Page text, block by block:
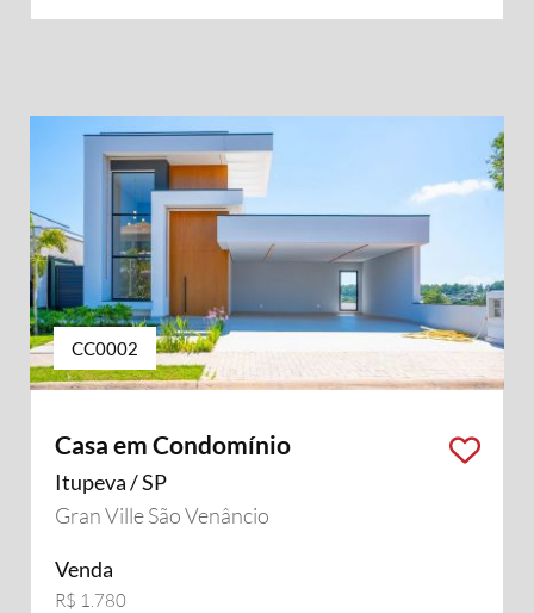
CC0002
Casa em Condomínio
Itupeva / SP
Gran Ville São Venâncio
Venda
R$ 1.780